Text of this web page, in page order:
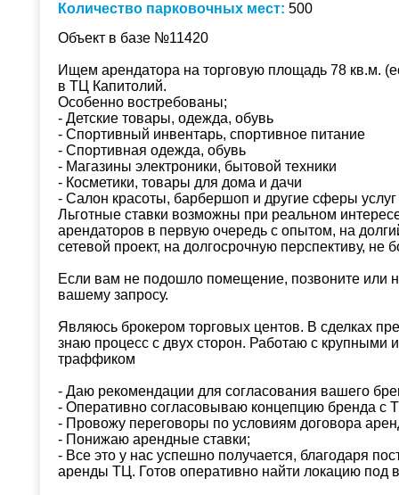
Количество парковочных мест: 500
Объект в базе №11420
Ищем арендатора на торговую площадь 78 кв.м.
в ТЦ Капитолий.
Особенно востребованы;
- Детские товары, одежда, обувь
- Спортивный инвентарь, спортивное питание
- Спортивная одежда, обувь
- Магазины электроники, бытовой техники
- Косметики, товары для дома и дачи
- Салон красоты, барбершоп и другие сферы услуг
Льготные ставки возможны при реальном
арендаторов в первую очередь с опытом, на
сетевой проект, на долгосрочную перспективу, не
Если вам не подошло помещение, позвоните или
вашему запросу.
Являюсь брокером торговых центов. В сделках
знаю процесс с двух сторон. Работаю с
траффиком
- Даю рекомендации для согласования вашего
- Оперативно согласовываю концепцию бренда с
- Провожу переговоры по условиям договора
- Понижаю арендные ставки;
- Все это у нас успешно получается, благодаря
аренды ТЦ. Готов оперативно найти локацию под